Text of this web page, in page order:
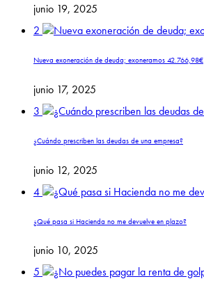
junio 19, 2025
2
Nueva exoneración de deuda; exoneramos 42.766,98€
junio 17, 2025
3
¿Cuándo prescriben las deudas de una empresa?
junio 12, 2025
4
¿Qué pasa si Hacienda no me devuelve en plazo?
junio 10, 2025
5